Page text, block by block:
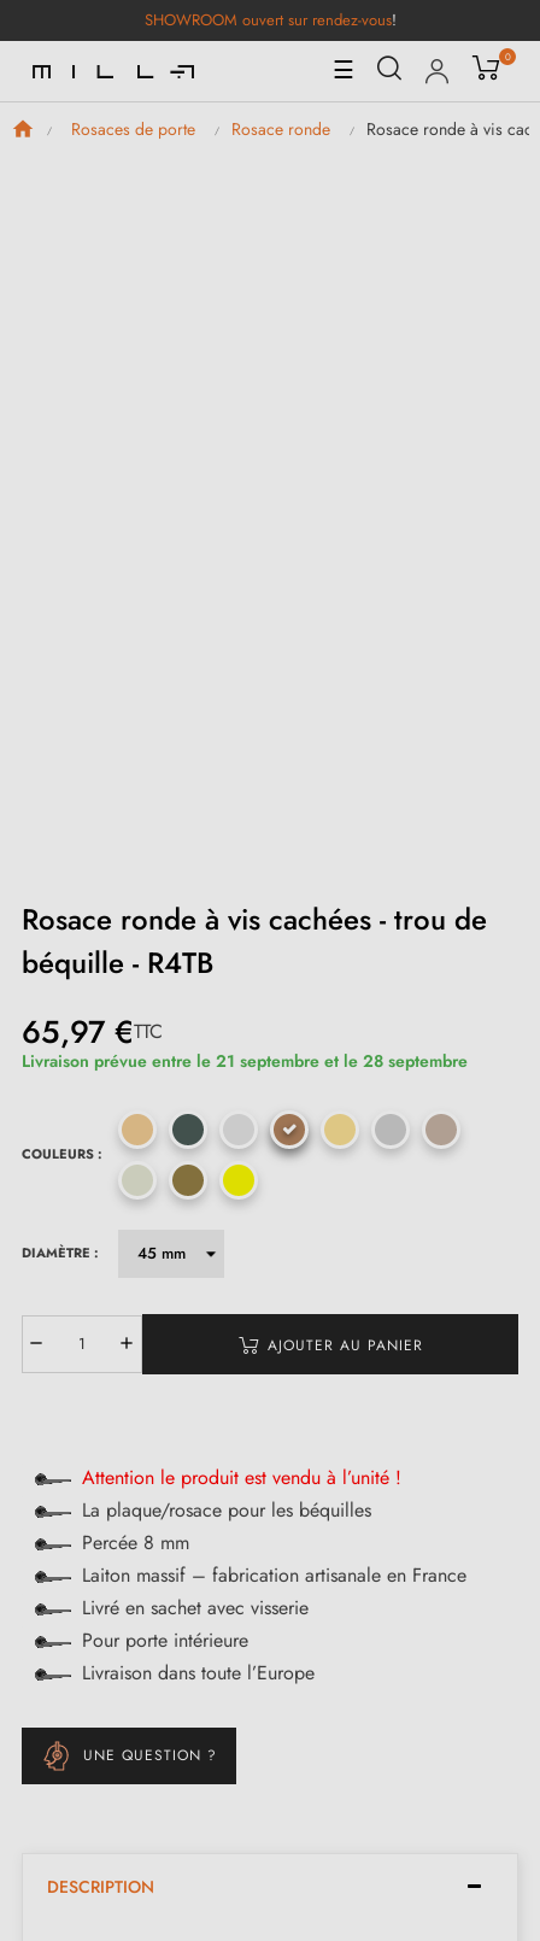
SHOWROOM ouvert sur rendez-vous!
Basculer
la
navigation
☰ 0
Rosaces de porte Rosace ronde Rosace ronde à vis
Rosace ronde à vis cachées - trou de
béquille - R4TB
65,97 €TTC
Livraison prévue entre le 21 septembre et le 28 septembre
COULEURS :
DIAMÈTRE :
AJOUTER AU PANIER
Attention le produit est vendu à l’unité !
La plaque/rosace pour les béquilles
Percée 8 mm
Laiton massif – fabrication artisanale en France
Livré en sachet avec visserie
Pour porte intérieure
Livraison dans toute l’Europe
UNE QUESTION ?
DESCRIPTION